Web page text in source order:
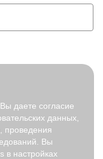
рекомендательные
даете согласие
данных,
проведения
Вы
в настройках